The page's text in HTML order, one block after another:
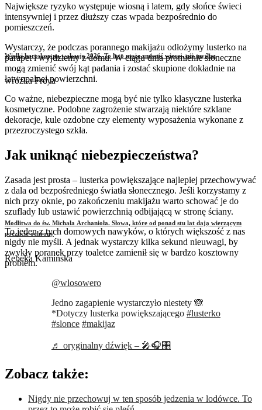
Wielki horoskop na wakacje 2026. To lato może zmienić więcej, niż myślisz
wróżka Freya
Modlitwa do św. Michała Archanioła. Słowa, które od ponad stu lat dają wierzącym
poczucie ochrony
Rebeka Kamińska
Największe ryzyko występuje wiosną i latem, gdy słońce świeci
intensywniej i przez dłuższy czas wpada bezpośrednio do
pomieszczeń.
Wystarczy, że podczas porannego makijażu odłożymy lusterko na
parapet i wyjdziemy z domu. W ciągu dnia promienie słoneczne
mogą zmienić swój kąt padania i zostać skupione dokładnie na
łatwopalnej powierzchni.
Co ważne, niebezpieczne mogą być nie tylko klasyczne lusterka
kosmetyczne. Podobne zagrożenie stwarzają niektóre szklane
dekoracje, kule ozdobne czy elementy wyposażenia wykonane z
przezroczystego szkła.
Jak uniknąć niebezpieczeństwa?
Zasada jest prosta – lusterka powiększające najlepiej przechowywać
z dala od bezpośredniego światła słonecznego. Jeśli korzystamy z
nich przy oknie, po zakończeniu makijażu warto schować je do
szuflady lub ustawić powierzchnią odbijającą w stronę ściany.
To jeden z tych domowych nawyków, o których większość z nas
nigdy nie myśli. A jednak wystarczy kilka sekund nieuwagi, by
zwykły poranek przy toaletce zamienił się w bardzo kosztowny
problem.
@wlosowero
Jedno zagapienie wystarczyło niestety 🙈
*Dotyczy lusterka powiększającego #lusterko
#slonce #makijaz
♬ oryginalny dźwięk – 🎤🎧🎛️
Zobacz także:
Nigdy nie przechowuj w ten sposób jedzenia w lodówce. To